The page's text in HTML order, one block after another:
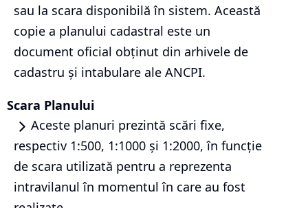
sau la scara disponibilă în sistem. Această
copie a planului cadastral este un
document oficial obținut din arhivele de
cadastru și intabulare ale ANCPI.
Scara Planului
Aceste planuri prezintă scări fixe,
respectiv 1:500, 1:1000 și 1:2000, în funcție
de scara utilizată pentru a reprezenta
intravilanul în momentul în care au fost